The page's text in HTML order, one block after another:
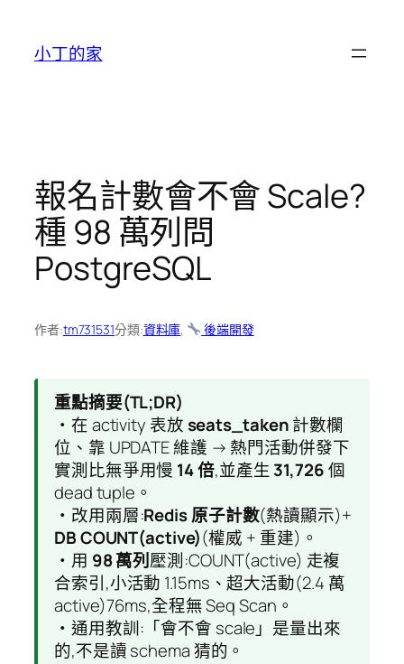
小丁的家
報名計數會不會 Scale?
種 98 萬列問
PostgreSQL
作者:tm731531分類:資料庫, 後端開發
重點摘要(TL;DR)
・在 activity 表放seats_taken計數欄
位、靠 UPDATE 維護 → 熱門活動併發下
實測比無爭用慢 14 倍,並產生31,726個
dead tuple。
・改用兩層:Redis 原子計數(熱讀顯示)+
DB COUNT(active)(權威 + 重建)。
・用 98 萬列壓測:COUNT(active) 走複
合索引,小活動 1.15ms、超大活動(2.4 萬
active)76ms,全程無 Seq Scan。
・通用教訓:「會不會 scale」是量出來
的,不是讀 schema 猜的。